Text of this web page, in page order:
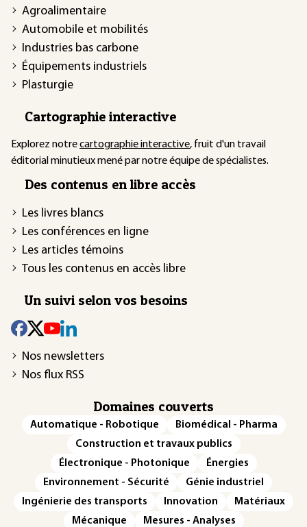
Agroalimentaire
Automobile et mobilités
Industries bas carbone
Équipements industriels
Plasturgie
Cartographie interactive
Explorez notrecartographie interactive, fruit d'un travail
éditorial minutieux mené par notre équipe de spécialistes.
Des contenus en libre accès
Les livres blancs
Les conférences en ligne
Les articles témoins
Tous les contenus en accès libre
Un suivi selon vos besoins
Nos newsletters
Nos flux RSS
Domaines couverts
Automatique - Robotique
Biomédical - Pharma
Construction et travaux publics
Électronique - Photonique
Énergies
Environnement - Sécurité
Génie industriel
Ingénierie des transports
Innovation
Matériaux
Mécanique
Mesures - Analyses